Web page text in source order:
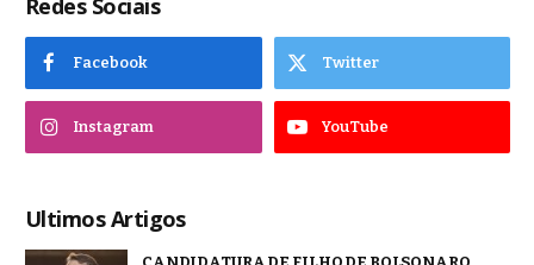
Redes Sociais
Facebook Twitter
Instagram YouTube
Ultimos Artigos